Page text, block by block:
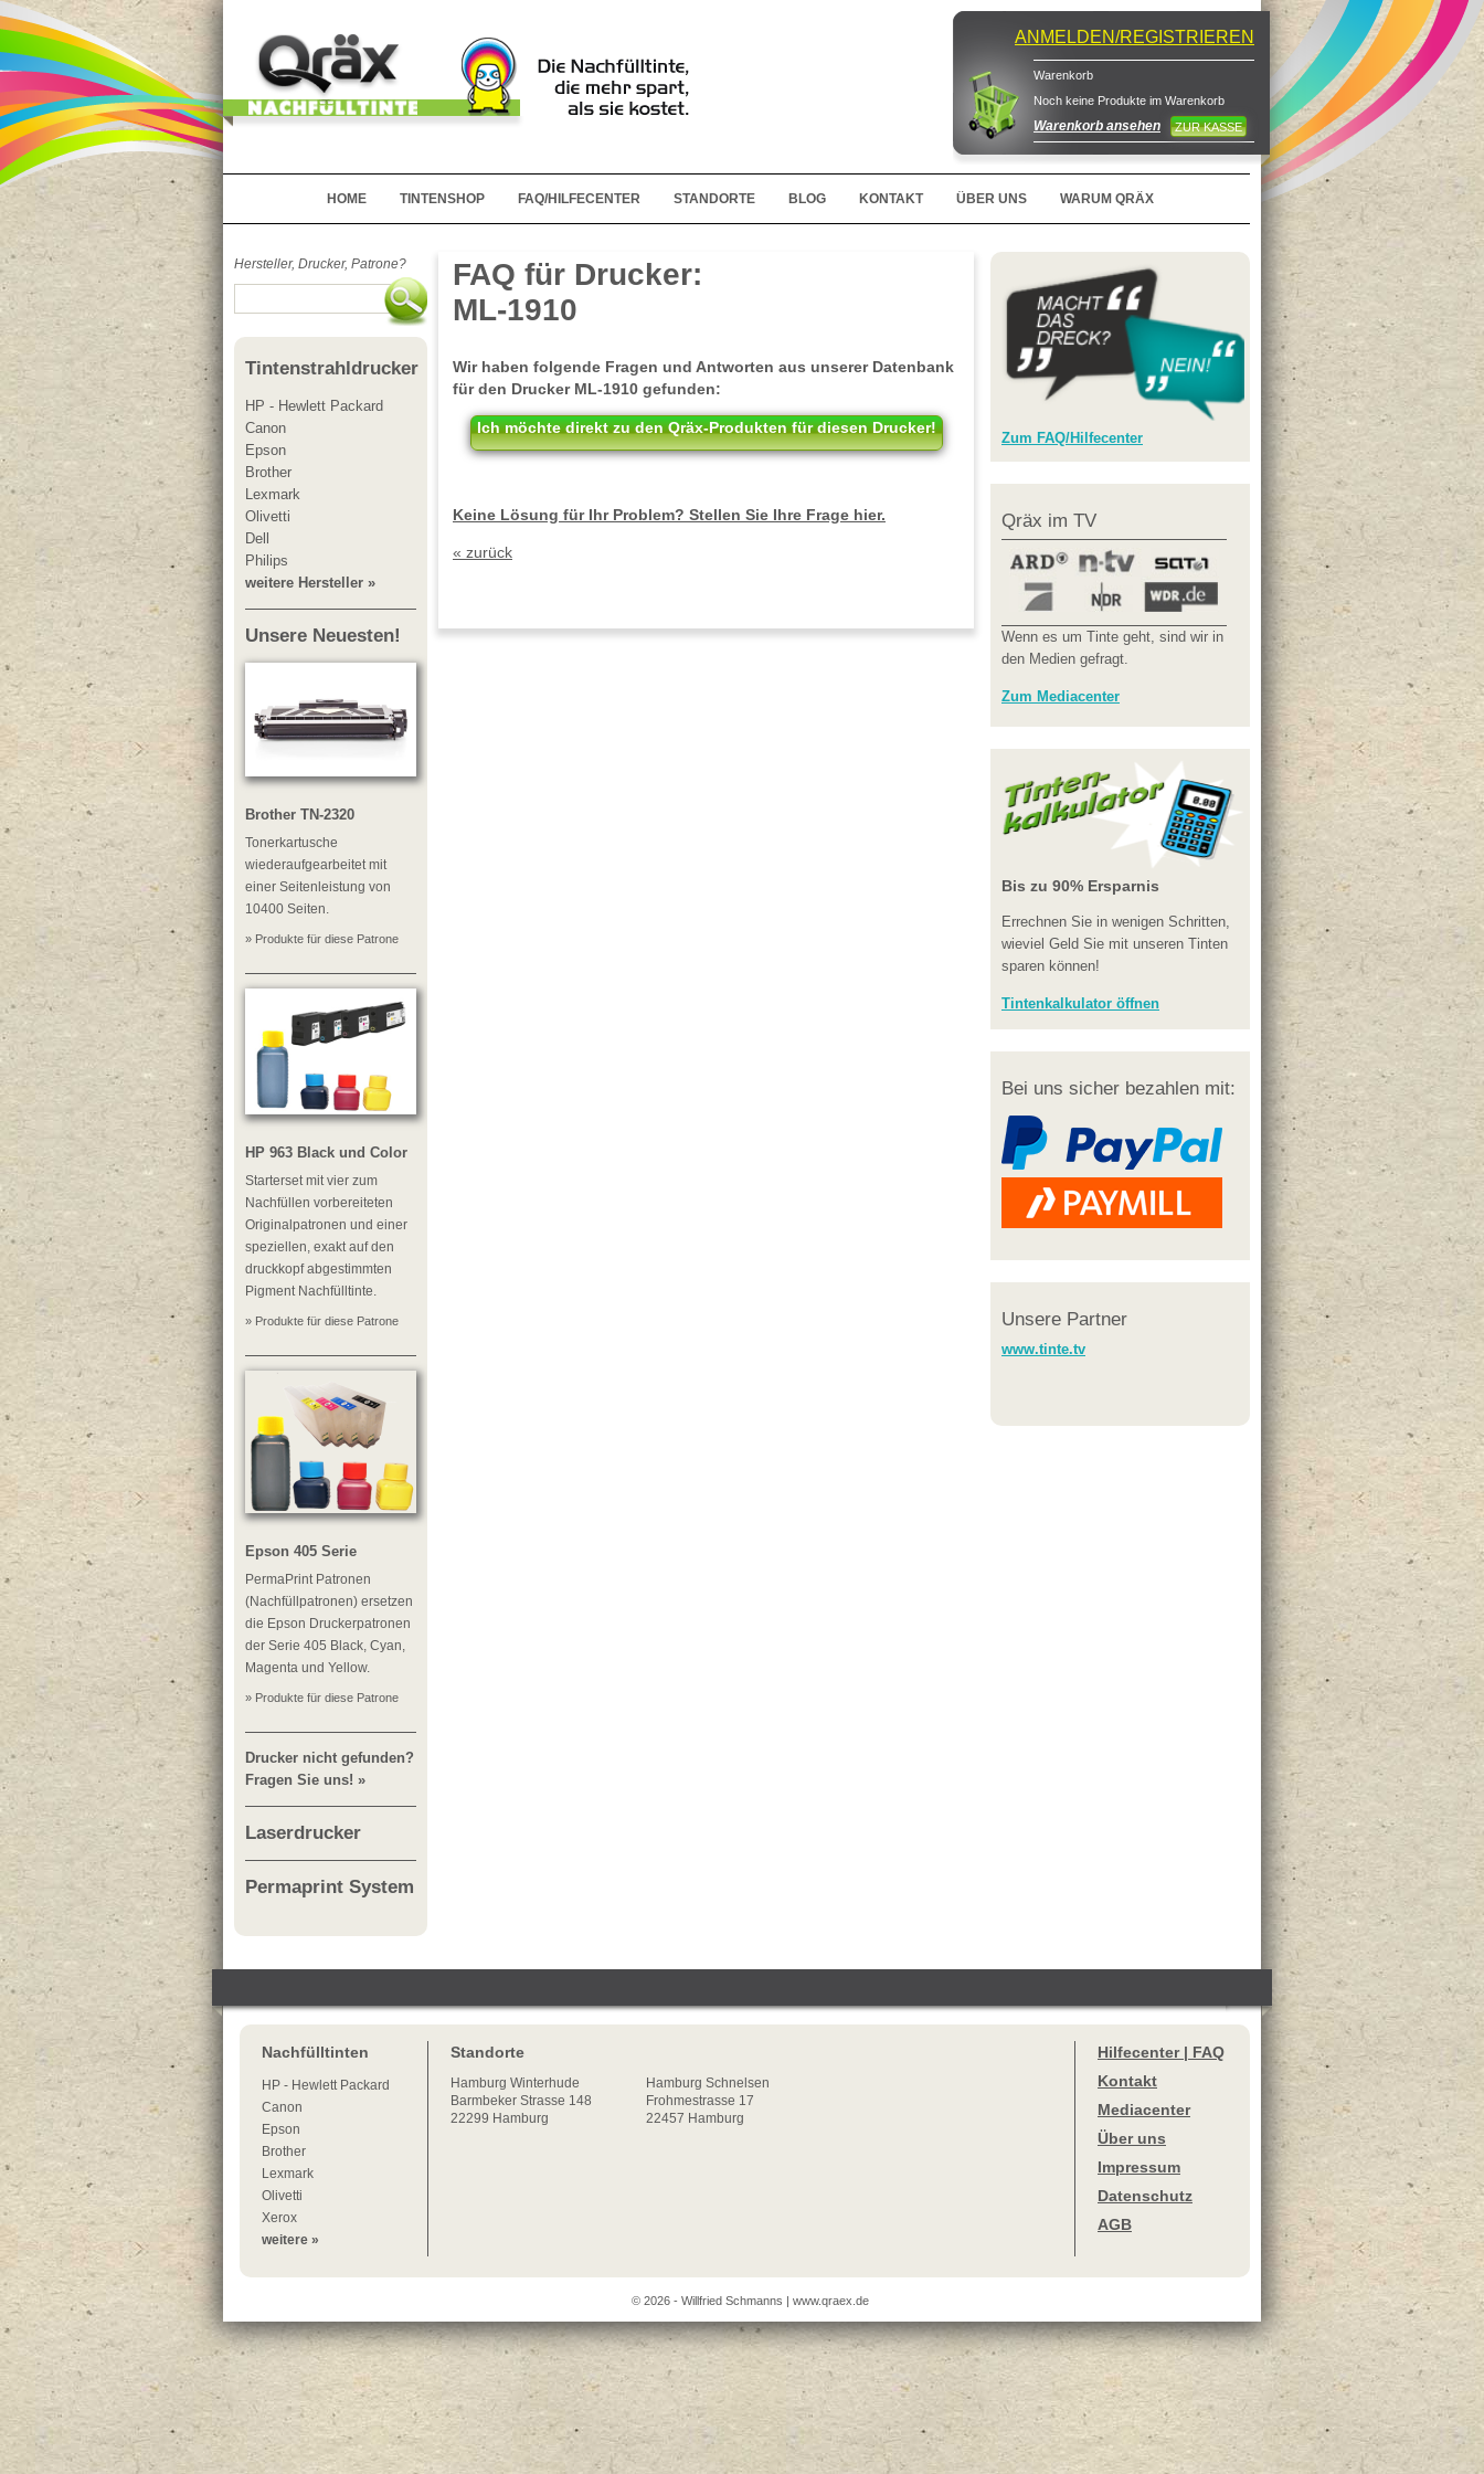
ANMELDEN/REGISTRIEREN
Warenkorb
Noch keine Produkte im Warenkorb
Warenkorb ansehen ZUR KASSE
HOME TINTENSHOP FAQ/HILFECENTER STANDORTE BLOG KONTAKT ÜBER UNS WARUM QRÄX
Hersteller, Drucker, Patrone?
Tintenstrahldrucker
HP - Hewlett Packard
Canon
Epson
Brother
Lexmark
Olivetti
Dell
Philips
weitere Hersteller »
Unsere Neuesten!
Brother TN-2320
Tonerkartusche
wiederaufgearbeitet mit
einer Seitenleistung von
10400 Seiten.
» Produkte für diese Patrone
HP 963 Black und Color
Starterset mit vier zum
Nachfüllen vorbereiteten
Originalpatronen und einer
speziellen, exakt auf den
druckkopf abgestimmten
Pigment Nachfülltinte.
» Produkte für diese Patrone
Epson 405 Serie
PermaPrint Patronen
(Nachfüllpatronen) ersetzen
die Epson Druckerpatronen
der Serie 405 Black, Cyan,
Magenta und Yellow.
» Produkte für diese Patrone
Drucker nicht gefunden?
Fragen Sie uns! »
Laserdrucker
Permaprint System
FAQ für Drucker:
ML-1910
Wir haben folgende Fragen und Antworten aus unserer Datenbank
für den Drucker ML-1910 gefunden:
Ich möchte direkt zu den Qräx-Produkten für diesen Drucker!
Keine Lösung für Ihr Problem? Stellen Sie Ihre Frage hier.
« zurück
Zum FAQ/Hilfecenter
Qräx im TV
Wenn es um Tinte geht, sind wir in
den Medien gefragt.
Zum Mediacenter
Bis zu 90% Ersparnis
Errechnen Sie in wenigen Schritten,
wieviel Geld Sie mit unseren Tinten
sparen können!
Tintenkalkulator öffnen
Bei uns sicher bezahlen mit:
Unsere Partner
www.tinte.tv
Nachfülltinten
HP - Hewlett Packard
Canon
Epson
Brother
Lexmark
Olivetti
Xerox
weitere »
Standorte
Hamburg Winterhude
Barmbeker Strasse 148
22299 Hamburg
Hamburg Schnelsen
Frohmestrasse 17
22457 Hamburg
Hilfecenter | FAQ
Kontakt
Mediacenter
Über uns
Impressum
Datenschutz
AGB
© 2026 - Willfried Schmanns | www.qraex.de